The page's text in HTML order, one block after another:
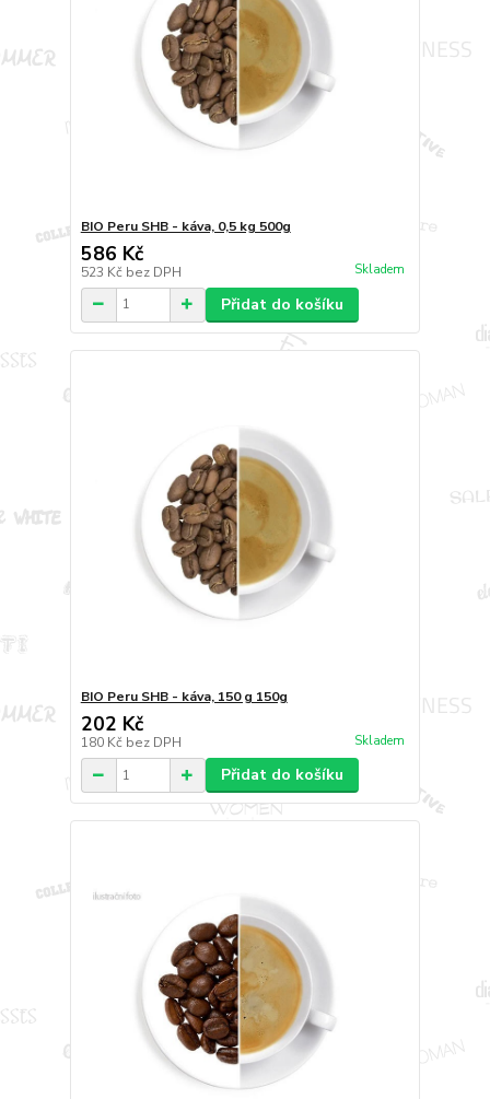
BIO Peru SHB - káva, 0,5 kg 500g
586 Kč
523 Kč bez DPH Skladem
Přidat do košíku
BIO Peru SHB - káva, 150 g 150g
202 Kč
180 Kč bez DPH Skladem
Přidat do košíku